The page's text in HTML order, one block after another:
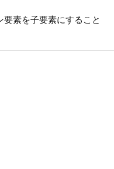
素を子要素にすること